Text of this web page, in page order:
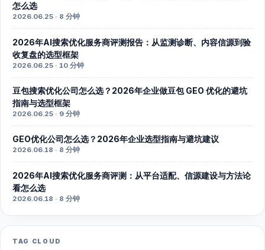
怎么选
2026.06.25 · 8 分钟
2026年AI搜索优化服务商评测报告：从监测诊断、内容信源到验
收复盘的选型框架
2026.06.25 · 10 分钟
豆包搜索优化公司怎么选？2026年企业做豆包 GEO 优化的避坑
指南与选型框架
2026.06.25 · 9 分钟
GEO优化公司怎么选？2026年企业选型指南与避坑建议
2026.06.18 · 8 分钟
2026年AI搜索优化服务商评测：从平台适配、信源建设与方法论
看怎么选
2026.06.18 · 8 分钟
TAG CLOUD